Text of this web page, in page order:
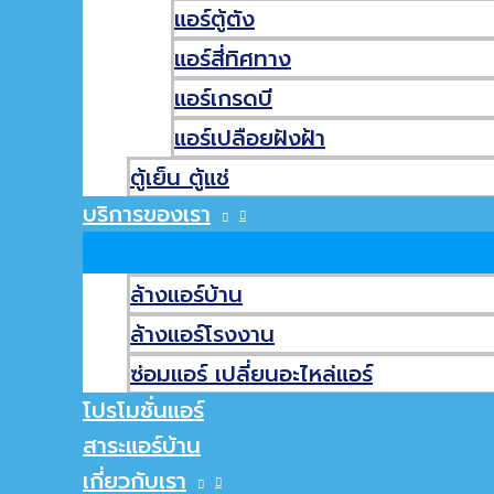
แอร์ตู้ตัง
แอร์สี่ทิศทาง
แอร์เกรดบี
แอร์เปลือยฝังฝ้า
ตู้เย็น ตู้แช่
บริการของเรา
ล้างแอร์บ้าน
ล้างแอร์โรงงาน
ซ่อมแอร์ เปลี่ยนอะไหล่แอร์
โปรโมชั่นแอร์
สาระแอร์บ้าน
เกี่ยวกับเรา
ผ่อนแอร์ไม่ใช้บัตรเครดิต
แอร์ซัมซุง
แอร์ไซโจเด็นกิ
แอร์มิตซูบิชิ อิเล็คทริค
แอร์ไฮเออร์
036-670-175 ,